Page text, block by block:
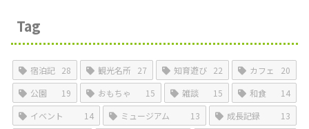
Tag
宿泊記 28 観光名所 27 知育遊び 22 カフェ
20
公園
19 おもちゃ 15 雑談 15 和食
14
イベント
14 ミュージアム 13 成長記録
13